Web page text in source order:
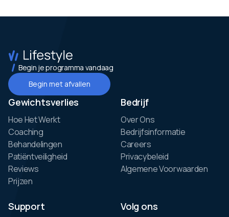
Begin je programma vandaag
Begin met afvallen
Gewichtsverlies
Hoe Het Werkt
Coaching
Behandelingen
Patiëntveiligheid
Reviews
Prijzen
Bedrijf
Over Ons
Bedrijfsinformatie
Careers
Privacybeleid
Algemene Voorwaarden
Support Volg ons